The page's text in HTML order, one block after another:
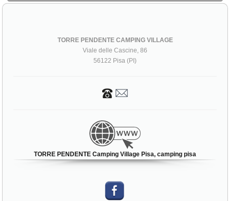
TORRE PENDENTE CAMPING VILLAGE
Viale delle Cascine, 86
56122 Pisa (PI)
TORRE PENDENTE Camping Village Pisa, camping pisa